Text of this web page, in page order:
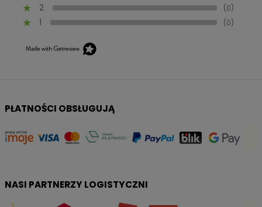
2 (0)
1 (0)
PŁATNOŚCI OBSŁUGUJĄ
NASI PARTNERZY LOGISTYCZNI